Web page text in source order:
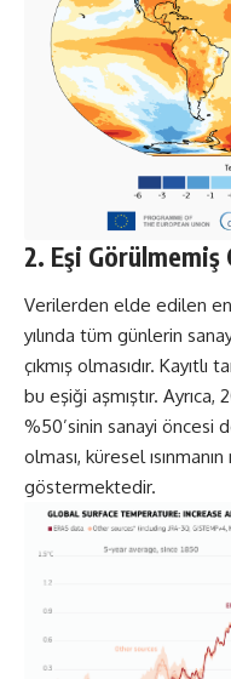
2. Eşi Görülmemiş
Verilerden elde edilen
yılında tüm günlerin
çıkmış olmasıdır.
bu eşiği aşmıştır. Ayrıca,
%50’sinin sanayi öncesi
olması, küresel
göstermektedir.